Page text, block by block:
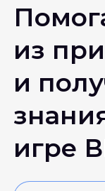
из
и
игре